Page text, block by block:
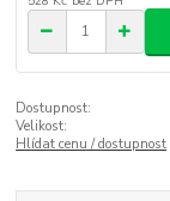
Dostupnost:
Velikost:
Hlídat cenu / dostupnost